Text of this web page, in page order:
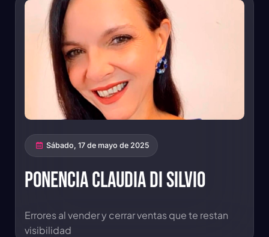
Sábado, 17 de mayo de 2025
Ponencia Claudia Di Silvio
Errores al vender y cerrar ventas que te restan
visibilidad